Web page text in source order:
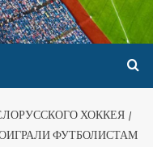
ХОККЕЯ
ФУТБОЛИСТАМ